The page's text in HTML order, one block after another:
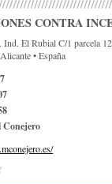
CONTRA
El Rubial C/1 parcela
Alicante•España
Conejero